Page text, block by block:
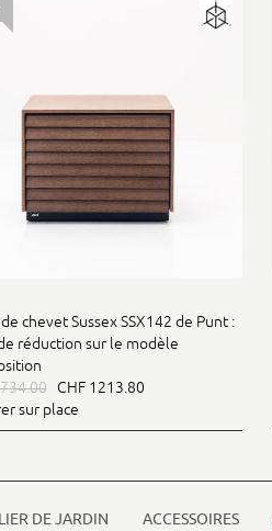
chevet Sussex SSX142 de Punt :
réduction sur le modèle
CHF 1213.80
sur place
DE JARDIN ACCESSOIRES